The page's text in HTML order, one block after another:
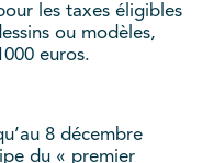
les taxes éligibles
ou modèles,
euros.
8 décembre
du « premier